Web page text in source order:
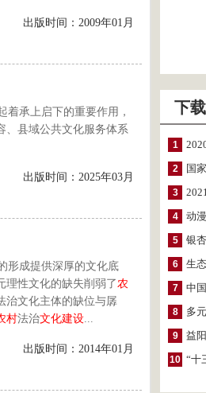
出版时间：2009年01月
着承上启下的重要作用，
、县域公共文化服务体系
出版时间：2025年03月
形成提供深厚的文化底
理性文化的缺失削弱了农
治文化主体的缺位与孱
村法治文化建设...
出版时间：2014年01月
下
1
2 国家
3
4 动
5 银杏
6 生
7 中
8 多元
9 益阳
10 “十